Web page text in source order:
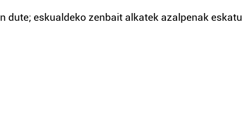
dute; eskualdeko zenbait alkatek azalpenak eskatu